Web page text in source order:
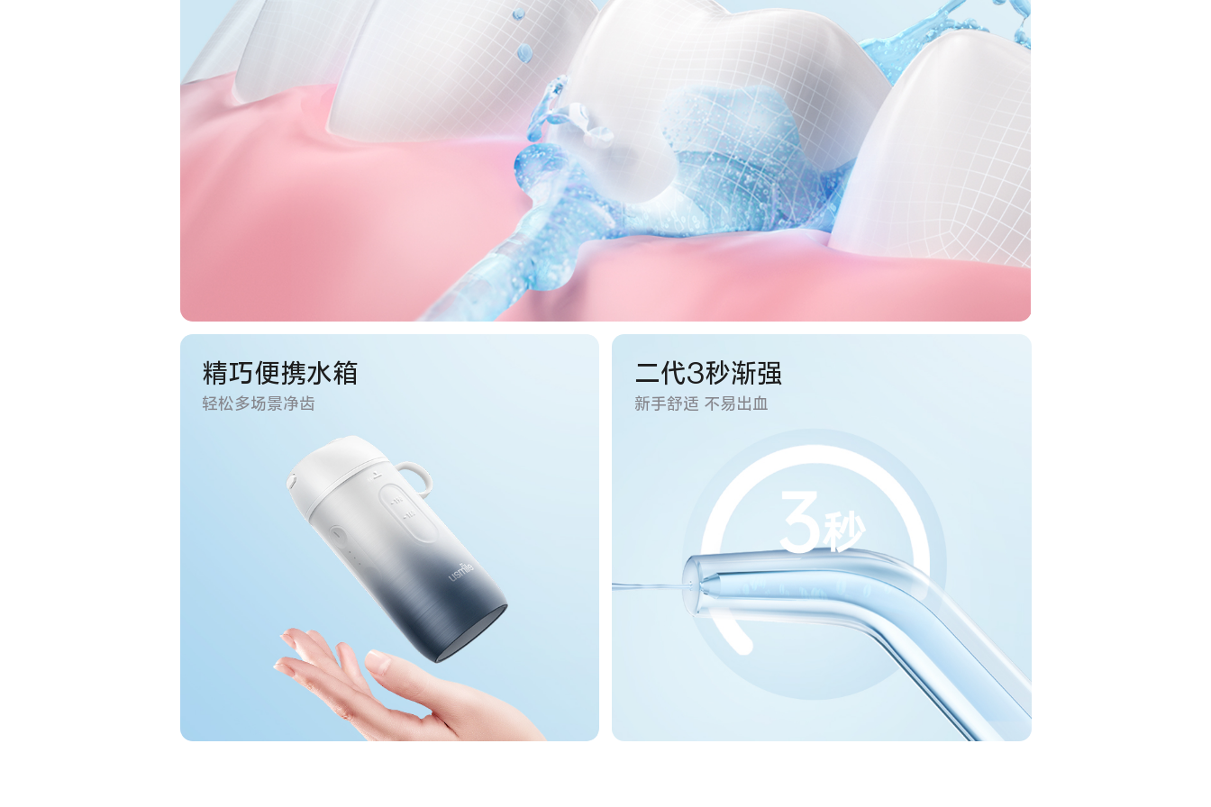
精巧便携水箱
轻松多场景净齿
二代3秒渐强
新手舒适 不易出血